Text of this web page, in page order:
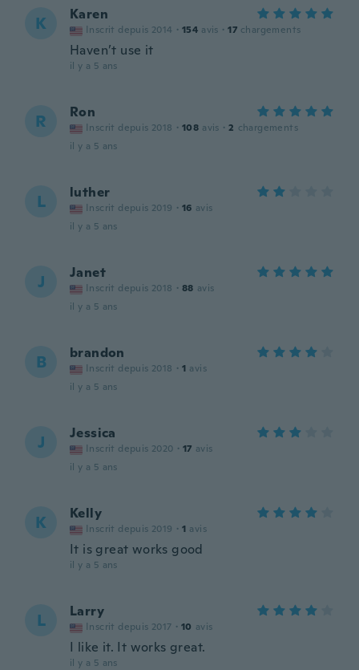
K Karen
Inscrit depuis 2014 · 154 avis · 17 chargements
Haven’t use it
il y a 5 ans
R Ron
Inscrit depuis 2018 · 108 avis · 2 chargements
il y a 5 ans
L luther
Inscrit depuis 2019 · 16 avis
il y a 5 ans
J Janet
Inscrit depuis 2018 · 88 avis
il y a 5 ans
B brandon
Inscrit depuis 2018 · 1 avis
il y a 5 ans
J Jessica
Inscrit depuis 2020 · 17 avis
il y a 5 ans
K Kelly
Inscrit depuis 2019 · 1 avis
It is great works good
il y a 5 ans
L Larry
Inscrit depuis 2017 · 10 avis
I like it. It works great.
il y a 5 ans